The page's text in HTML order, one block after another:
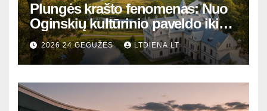
Plungės krašto fenomenas: Nuo
Oginskių kultūrinio paveldo iki
Žemaitijos gamtos perlų
2026 24 GEGUŽĖS LTDIENA.LT